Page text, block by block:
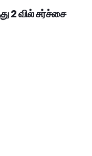
2 வில் சர்ச்சை